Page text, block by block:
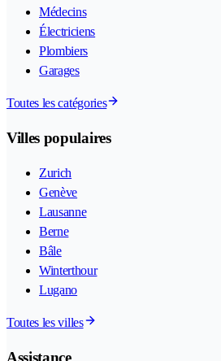
Médecins
Électriciens
Plombiers
Garages
Toutes les catégories
Villes populaires
Zurich
Genève
Lausanne
Berne
Bâle
Winterthour
Lugano
Toutes les villes
Assistance